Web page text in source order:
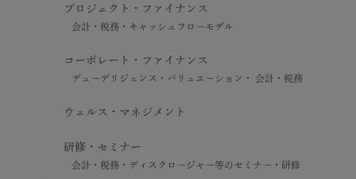
プロジェクト・ファイナンス
会計・税務・キャッシュフローモデル
コーポレート・ファイナンス
デューデリジェンス・バリュエーション・ 会計・税務
ウェルス・マネジメント
研修・セミナー
会計・税務・ディスクロージャー等のセミナー・研修